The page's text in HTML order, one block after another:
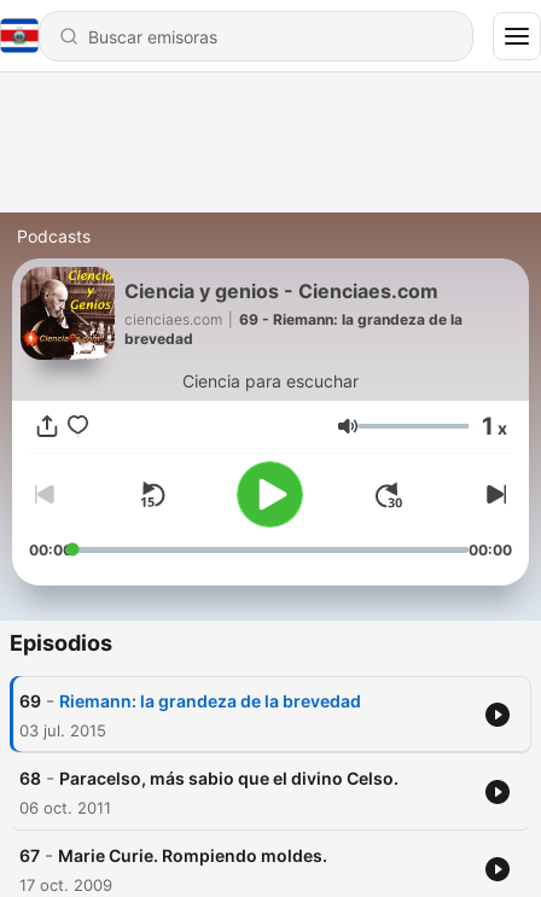
Podcasts
Ciencia y genios - Cienciaes.com
cienciaes.com
69 - Riemann: la grandeza de la
brevedad
Ciencia para escuchar
Volumen 1 x
00:00 00:00
Episodios
69 - Riemann: la grandeza de la brevedad
03 jul. 2015
68 - Paracelso, más sabio que el divino Celso.
06 oct. 2011
67 - Marie Curie. Rompiendo moldes.
17 oct. 2009